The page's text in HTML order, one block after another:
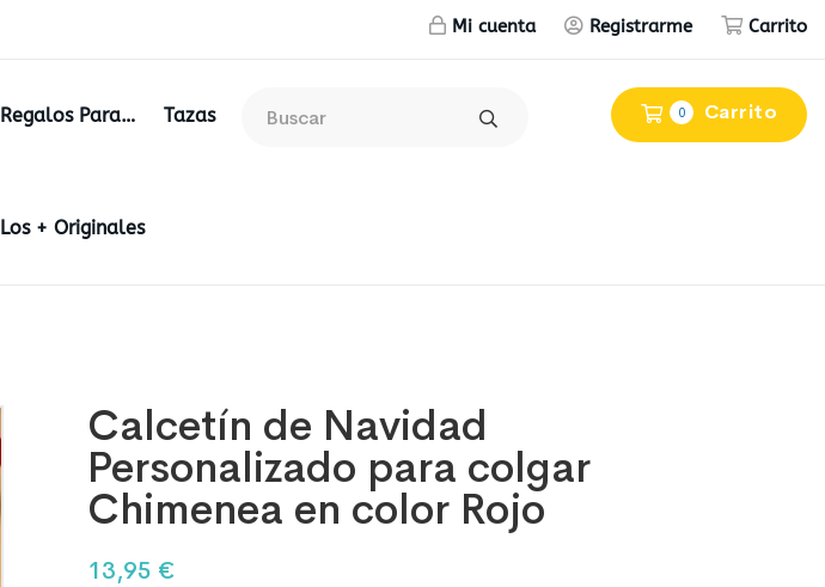
Mi cuenta Registrarme Carrito
0 Carrito
Regalos Para… Tazas
Los + Originales
Calcetín de Navidad
Personalizado para colgar
Chimenea en color Rojo
13,95 €